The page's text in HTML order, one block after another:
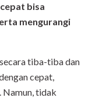
bisa
mengurangi
tiba-tiba dan
cepat,
Namun, tidak